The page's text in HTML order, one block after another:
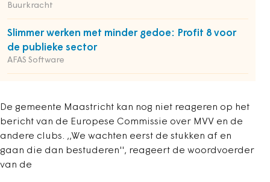
Buurkracht
Slimmer werken met minder gedoe: Profit 8 voor
de publieke sector
AFAS Software
De gemeente Maastricht kan nog niet reageren op het
bericht van de Europese Commissie over MVV en de
andere clubs. ,,We wachten eerst de stukken af en
gaan die dan bestuderen'', reageert de woordvoerder
van de